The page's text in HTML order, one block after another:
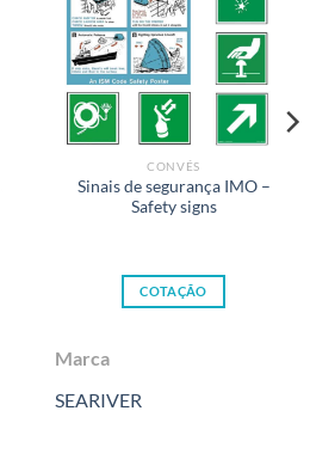
CONVÉS
Sinais de segurança IMO –
Safety signs
COTAÇÃO
Marca
SEARIVER